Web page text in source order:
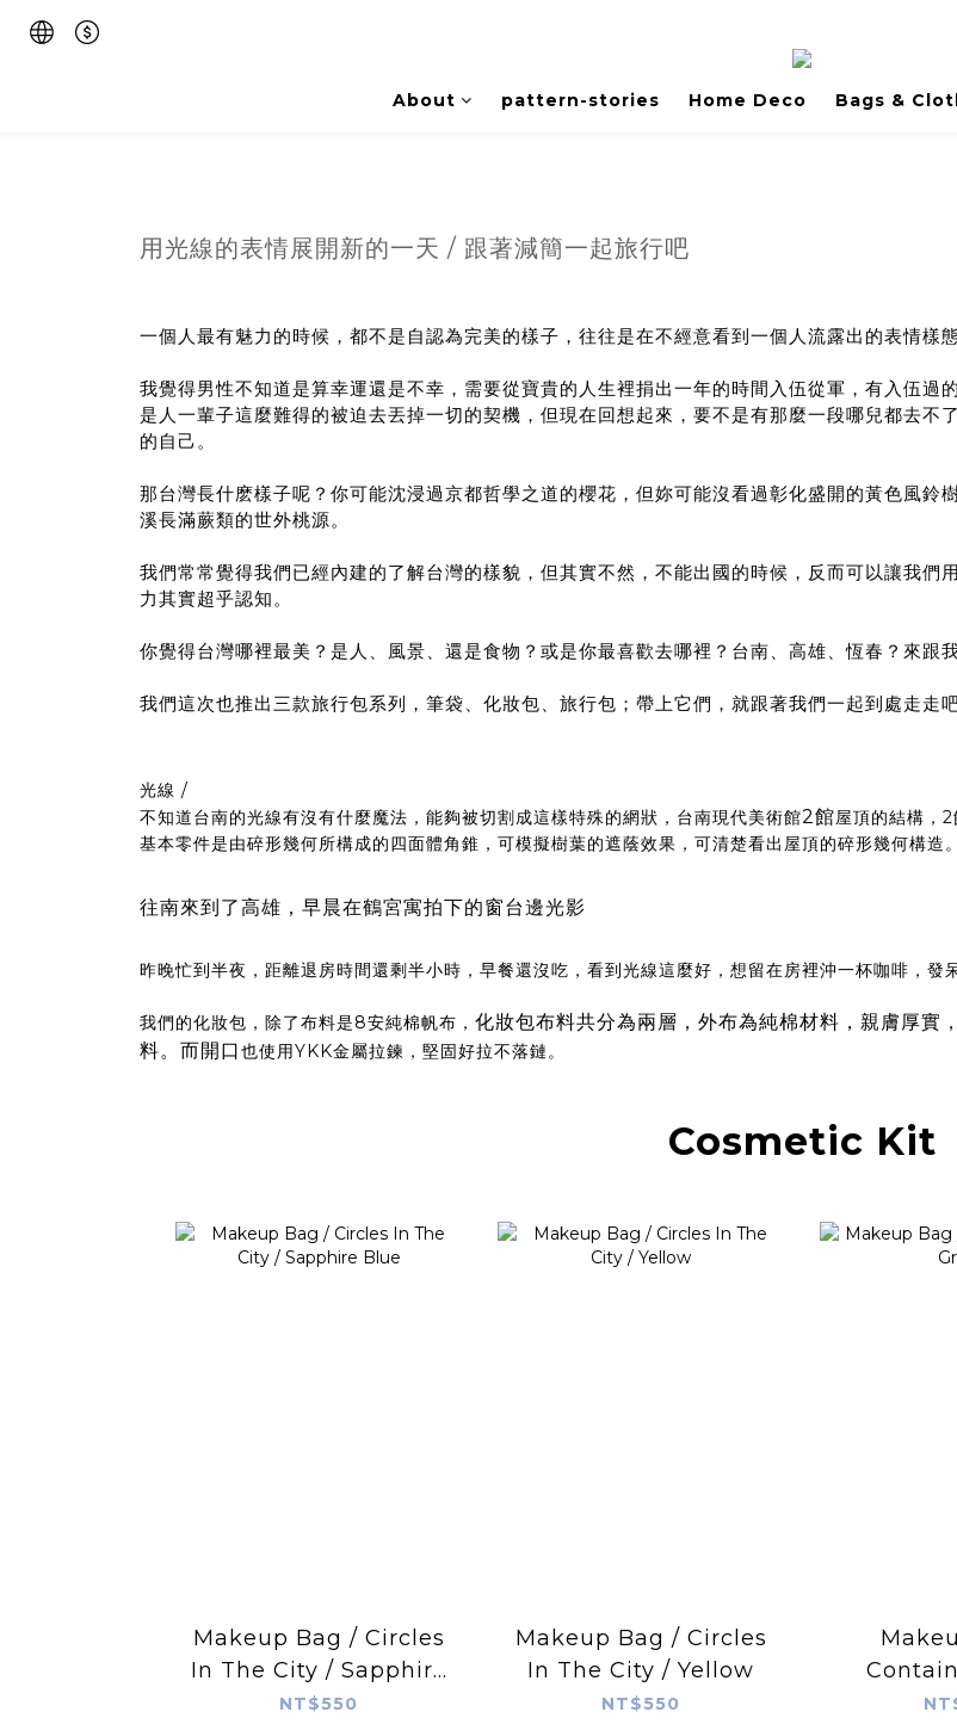
About pattern-stories Home Deco Bags &
用光線的表情展開新的一天 / 跟著減簡一起旅行吧
一個人最有魅力的時候，都不是自認為完美的樣子，往往是在不經意看到一個人流露出的表情樣態
我覺得男性不知道是算幸運還是不幸，需要從寶貴的人生裡捐出一年的時間入伍從軍，有入伍
是人一輩子這麼難得的被迫去丟掉一切的契機，但現在回想起來，要不是有那麼一段哪兒都去不
的自己。
那台灣長什麽樣子呢？ 你可能沈浸過京都哲學之道的櫻花，但妳可能沒看過彰化盛開的黃色風鈴樹
溪長滿蕨類的世外桃源。
我們常常覺得我們已經內建的了解台灣的樣貌，但其實不然，不能出國的時候，反而可以讓我們
力其實超乎認知。
你覺得台灣哪裡最美？是人、風景、還是食物？或是你最喜歡去哪裡？台南、高雄、恆春？來跟
我們這次也推出三款旅行包系列，筆袋、化妝包、旅行包；帶上它們，就跟著我們一起到處走走吧
光線 /
不知道台南的光線有沒有什麼魔法，能夠被切割成這樣特殊的網狀，台南現代美術館2館屋頂的結構，
基本零件是由碎形幾何所構成的四面體角錐，可​​​​模擬樹葉的遮蔭效果，可清楚看出屋頂的碎形幾何構造
往南來到了高雄，早晨在鶴宮寓拍下的窗台邊光影
昨晚忙到半夜，距離退房時間還剩半小時，早餐還沒吃，看到光線這麼好，想留在房裡沖一杯咖啡，發
我們的化妝包，除了布料是8安純棉帆布， 化妝包布料共分為兩層，外布為純棉材料，親膚厚實
料。而開口也使用YKK金屬拉鍊，堅固好拉不落鏈。
Cosmetic Kit
Makeup Bag / Circles
In The City / Sapphire
Blue
NT$550
Makeup Bag / Circles
In The City / Yellow
NT$550